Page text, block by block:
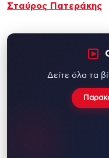
Σταύρος Πατεράκης
Δείτε όλα τα